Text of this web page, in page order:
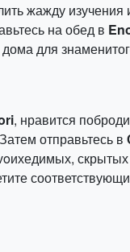
жажду изучения
на обед в
дома для
, нравится
отправьтесь в